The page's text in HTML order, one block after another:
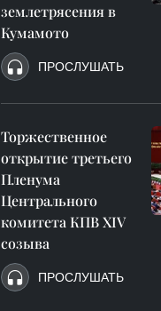
землетрясения в
Кумамото
ПРОСЛУШАТЬ
Торжественное
открытие третьего
Пленума
Центрального
комитета КПВ XIV
созыва
ПРОСЛУШАТЬ